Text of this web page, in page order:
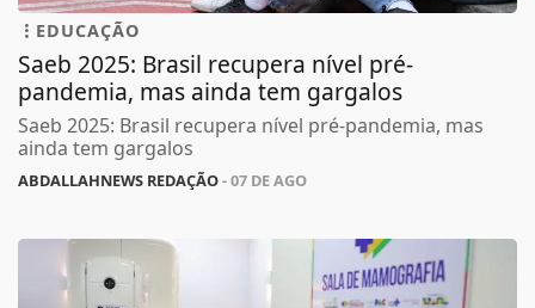
EDUCAÇÃO
Saeb 2025: Brasil recupera nível pré-
pandemia, mas ainda tem gargalos
Saeb 2025: Brasil recupera nível pré-pandemia, mas
ainda tem gargalos
ABDALLAHNEWS REDAÇÃO- 07 DE AGO